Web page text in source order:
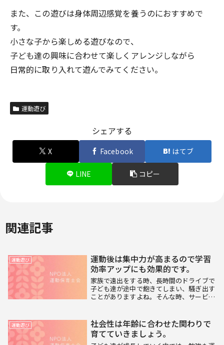
また、この遊びは身体周辺感覚を養うのにおすすめで
す。
小さな子から楽しめる遊びなので、
子ども達の興味に合わせて楽しくアレンジしながら
日常的に取り入れて遊んでみてください。
運動遊び
シェアする
X Facebook はてブ
LINE コピー
関連記事
運動遊び
運動後は集中力が高まるので学習
効率アップにも効果的です。
家族で遠出をする時、長時間のドライブで
子ども達が途中で飽きてしまい、騒ぎ出す
ことがありますよね。そんな時、サービス
が静かに落ち着いていられた、という経験
はないでしょ...
運動遊び
社会性は年齢に合わせた関わりで
育てていきましょう。